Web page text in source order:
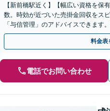
【新前橋駅近く】【幅広い資格を保
数。時効が近づいた売掛金回収をス
「与信管理」のアドバイスできます
満解決に定評あり。
料金表
電話でお問い合わせ